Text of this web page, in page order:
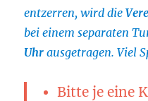
entzerren, wird die
bei einem separaten
Uhr ausgetragen. Viel
Bitte je eine